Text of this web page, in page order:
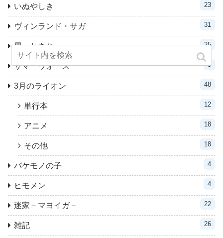
いぬやしき 23
ヴィンランド・サガ 31
累－かさね－ 25
サマーウォーズ 3
3月のライオン 48
単行本 12
アニメ 18
その他 18
バケモノの子 4
ヒモメン 4
迷家－マヨイガ－ 22
雑記 26